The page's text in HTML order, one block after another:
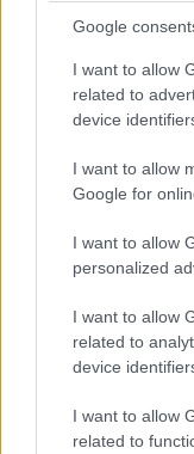
Google
I want to allow
related to
device
I want to allow
Google for
I want to allow
personalized
I want to allow
related to
device
I want to allow
related to